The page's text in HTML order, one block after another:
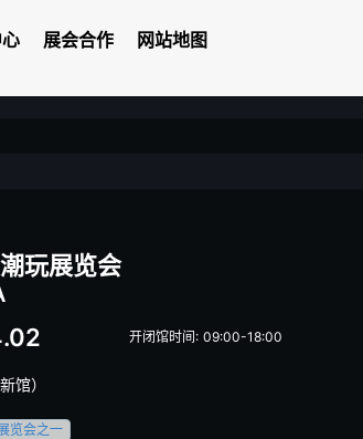
展会合作 网站地图
玩展览会
开闭馆时间: 09:00-18:00
馆）
览会之一